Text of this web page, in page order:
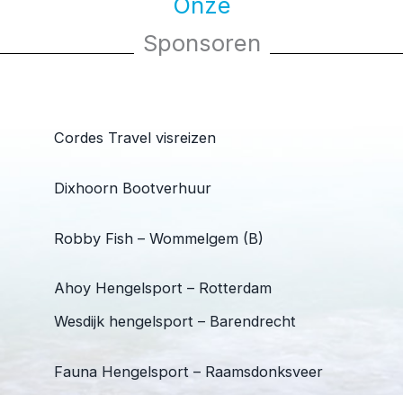
Sponsoren
Cordes Travel visreizen
Dixhoorn Bootverhuur
Robby Fish – Wommelgem (B)
Ahoy Hengelsport – Rotterdam
Wesdijk hengelsport – Barendrecht
Fauna Hengelsport – Raamsdonksveer